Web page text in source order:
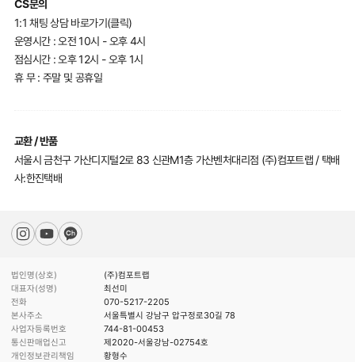
CS문의
1:1 채팅 상담 바로가기(클릭)
운영시간 : 오전 10시 - 오후 4시
점심시간 : 오후 12시 - 오후 1시
휴 무 : 주말 및 공휴일
교환 / 반품
서울시 금천구 가산디지털2로 83 신관M1층 가산벤처대리점 (주)컴포트랩 / 택배
사:한진택배
법인명(상호)
(주)컴포트랩
대표자(성명)
최선미
전화
070-5217-2205
본사주소
서울특별시 강남구 압구정로30길 78
사업자등록번호
744-81-00453
통신판매업신고
제2020-서울강남-02754호
개인정보관리책임
황형수